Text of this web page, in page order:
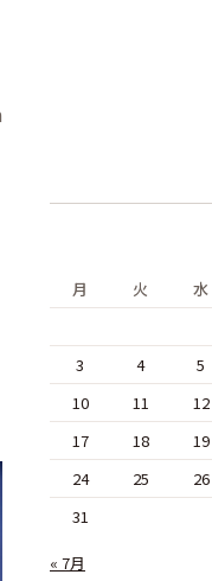
月 火 水
3
4 5
10
11 12
17
18 19
24
25 26
31
« 7月